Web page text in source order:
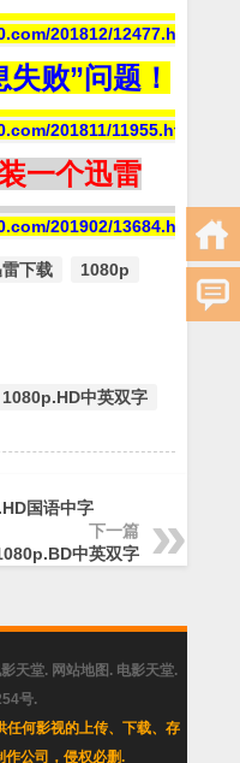
201812/12477.html
败”问题！
201811/11955.html
一个迅雷
201902/13684.html
下载 1080p
中英双字
国语中字
下一篇
中英双字
天堂. 网站地图 . 电影天堂.
号.
任何影视的上传、下载、存
作公司，侵权必删.